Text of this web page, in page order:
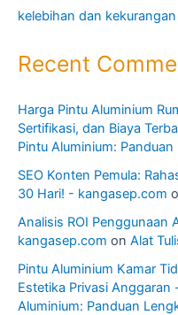
kelebihan dan
Recent
Harga Pintu Aluminium
Sertifikasi, dan Biaya
Pintu Aluminium:
SEO Konten Pemula:
30 Hari! - kangasep.com
Analisis ROI Penggunaan
kangasep.com on Alat
Pintu Aluminium Kamar
Estetika Privasi Anggaran
Aluminium: Panduan